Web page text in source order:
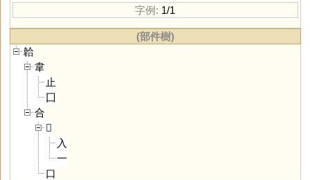
字例: 1/1
(部件樹)
韐
韋
止
囗
合
𠓛
入
一
口